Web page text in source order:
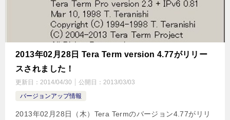
2013年02月28日 Tera Term version 4.77がリリー
スされました！
更新日： 2014/04/30 公開日： 2013/03/03
バージョンアップ情報
2013年02月28日（木）Tera Termのバージョン4.77がリリ